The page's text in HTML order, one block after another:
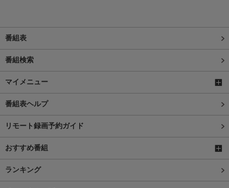
番組表
番組検索
マイメニュー
番組表ヘルプ
リモート録画予約ガイド
おすすめ番組
ランキング